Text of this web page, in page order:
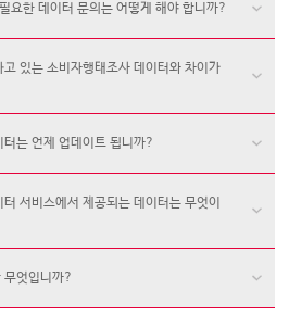
요한 데이터 문의는 어떻게 해야 합니까?
있는 소비자행태조사 데이터와 차이가
는 언제 업데이트 됩니까?
서비스에서 제공되는 데이터는 무엇이
엇입니까?